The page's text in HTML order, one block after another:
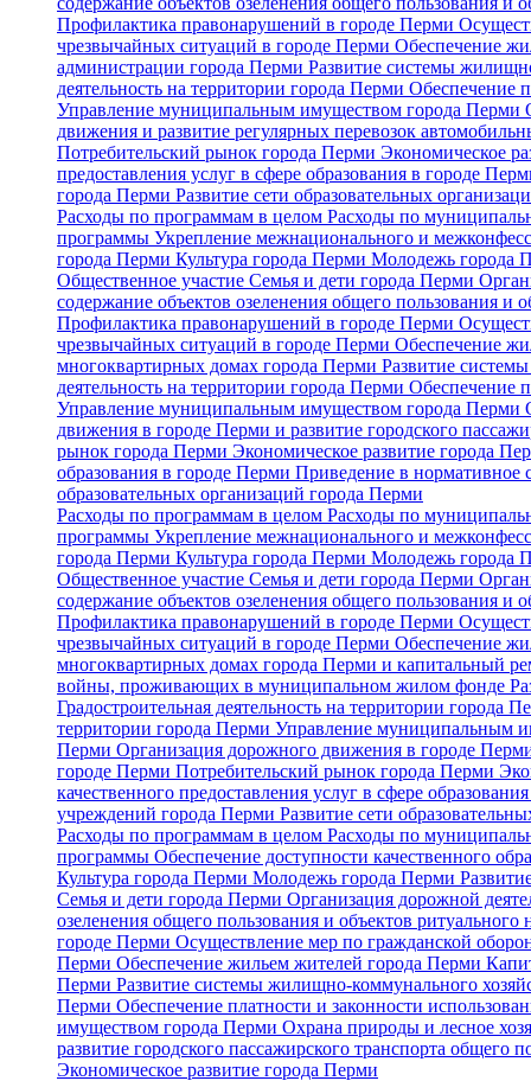
Профилактика правонарушений в городе Перми
чрезвычайных ситуаций в городе Перми Обеспечение
администрации города Перми Развитие системы
деятельность на территории города Перми Обеспечение
Управление муниципальным имуществом города Перми
движения и развитие регулярных перевозок
Потребительский рынок города Перми Экономическое
предоставления услуг в сфере образования в городе
города Перми Развитие сети образовательных
Расходы по программам в целом Расходы по
программы Укрепление межнационального и
города Перми Культура города Перми Молодежь города
Общественное участие Семья и дети города Перми
содержание объектов озеленения общего пользования и
Профилактика правонарушений в городе Перми
чрезвычайных ситуаций в городе Перми Обеспечение
многоквартирных домах города Перми Развитие
деятельность на территории города Перми Обеспечение
Управление муниципальным имуществом города Перми
движения в городе Перми и развитие городского
рынок города Перми Экономическое развитие города
образования в городе Перми Приведение в нормативное
образовательных организаций города Перми
Расходы по программам в целом Расходы по
программы Укрепление межнационального и
города Перми Культура города Перми Молодежь города
Общественное участие Семья и дети города Перми
содержание объектов озеленения общего пользования и
Профилактика правонарушений в городе Перми
чрезвычайных ситуаций в городе Перми Обеспечение
многоквартирных домах города Перми и капитальный
войны, проживающих в муниципальном жилом фонде
Градостроительная деятельность на территории города
территории города Перми Управление муниципальным
Перми Организация дорожного движения в городе
городе Перми Потребительский рынок города Перми
качественного предоставления услуг в сфере
учреждений города Перми Развитие сети
Расходы по программам в целом Расходы по
программы Обеспечение доступности качественного
Культура города Перми Молодежь города Перми
Семья и дети города Перми Организация дорожной
озеленения общего пользования и объектов
городе Перми Осуществление мер по гражданской
Перми Обеспечение жильем жителей города Перми
Перми Развитие системы жилищно-коммунального
Перми Обеспечение платности и законности
имуществом города Перми Охрана природы и лесное
развитие городского пассажирского транспорта общего
Экономическое развитие города Перми